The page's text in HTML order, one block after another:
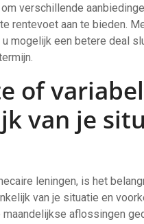
verschillende
rentevoet aan te bieden.
mogelijk een betere deal
of
van je
leningen, is het
van je situatie en
aflossingen